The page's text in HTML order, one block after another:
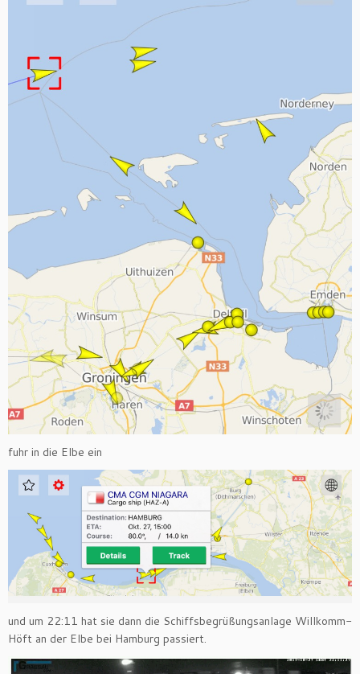
fuhr in die Elbe ein
und um 22:11 hat sie dann die Schiffsbegrüßungsanlage Willkomm-
Höft an der Elbe bei Hamburg passiert.